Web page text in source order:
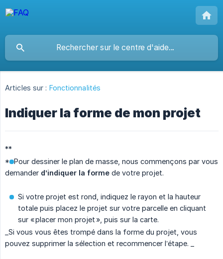
Articles sur : Fonctionnalités
Indiquer la forme de mon projet
**
**Pour dessiner le plan de masse, nous commençons par vous
demander d’indiquer la forme de votre projet.
Si votre projet est rond, indiquez le rayon et la hauteur
totale puis placez le projet sur votre parcelle en cliquant
sur « placer mon projet », puis sur la carte.
_Si vous vous êtes trompé dans la forme du projet, vous
pouvez supprimer la sélection et recommencer l’étape. _